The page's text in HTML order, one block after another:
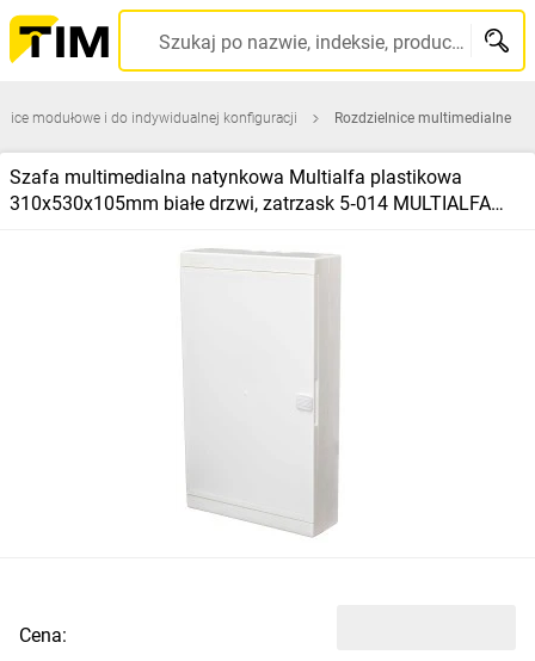
Szukaj po nazwie, indeksie, producencie, kodzie kreskowym...
modułowe i do indywidualnej konfiguracji Rozdzielnice multimedialne
Szafa multimedialna natynkowa Multialfa plastikowa
310x530x105mm białe drzwi, zatrzask 5‑014 MULTIALFA
Cena: